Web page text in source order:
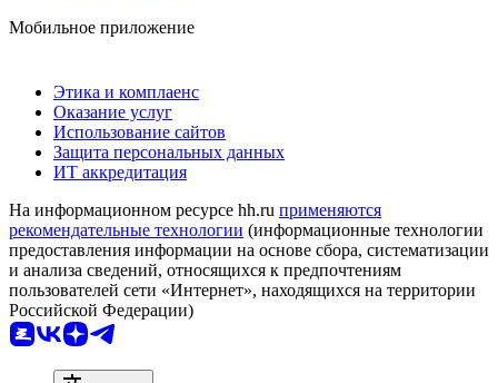
Мобильное приложение
Этика и комплаенс
Оказание услуг
Использование сайтов
Защита персональных данных
ИТ аккредитация
На информационном ресурсе hh.ru применяются
рекомендательные технологии (информационные технологии
предоставления информации на основе сбора, систематизации
и анализа сведений, относящихся к предпочтениям
пользователей сети «Интернет», находящихся на территории
Российской Федерации)